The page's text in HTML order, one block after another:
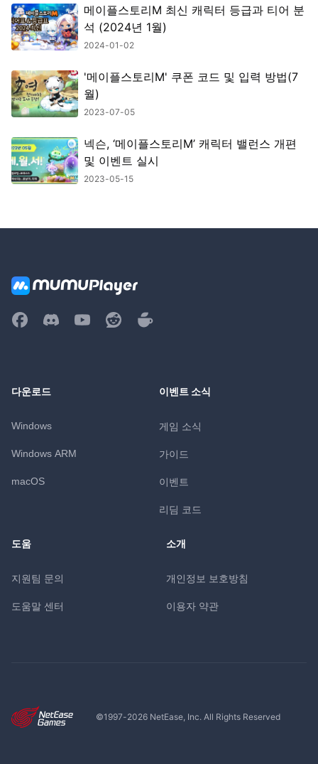
메이플스토리M 최신 캐릭터 등급과 티어 분
석 (2024년 1월)
2024-01-02
'메이플스토리M' 쿠폰 코드 및 입력 방법(7
월)
2023-07-05
넥슨, ‘메이플스토리M’ 캐릭터 밸런스 개편
및 이벤트 실시
2023-05-15
다운로드
Windows
Windows ARM
macOS
이벤트 소식
게임 소식
가이드
이벤트
리딤 코드
도움
지원팀 문의
도움말 센터
소개
개인정보 보호방침
이용자 약관
©1997-2026NetEase, Inc. All Rights Reserved